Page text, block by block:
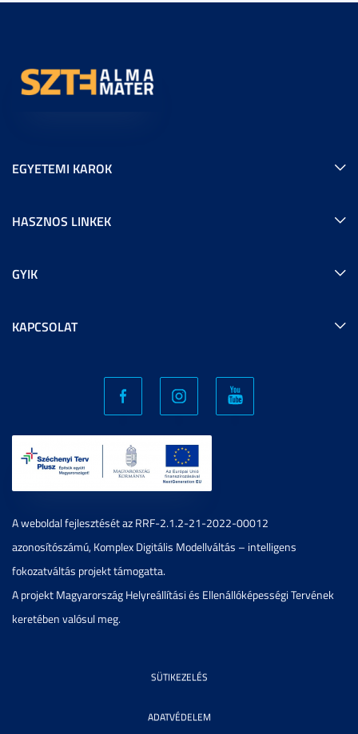
EGYETEMI KAROK
HASZNOS LINKEK
GYIK
KAPCSOLAT
A weboldal fejlesztését az RRF-2.1.2-21-2022-00012
azonosítószámú, Komplex Digitális Modellváltás – intelligens
fokozatváltás projekt támogatta.
A projekt Magyarország Helyreállítási és Ellenállóképességi Tervének
keretében valósul meg.
SÜTIKEZELÉS
ADATVÉDELEM